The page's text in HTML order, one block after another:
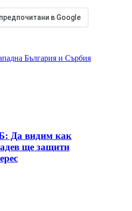
в Google
България и Сърбия
Да видим как
ще защити